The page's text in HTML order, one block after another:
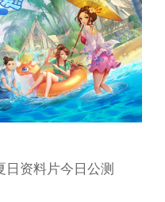
日资料片今日公测